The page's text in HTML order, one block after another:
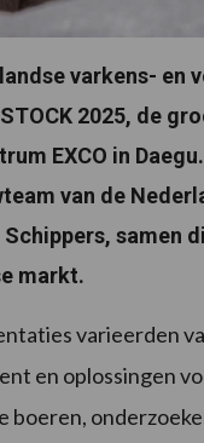
varkens-
2025, de
EXCO in
van de
samen
markt.
varieerden
en oplossingen
boeren,